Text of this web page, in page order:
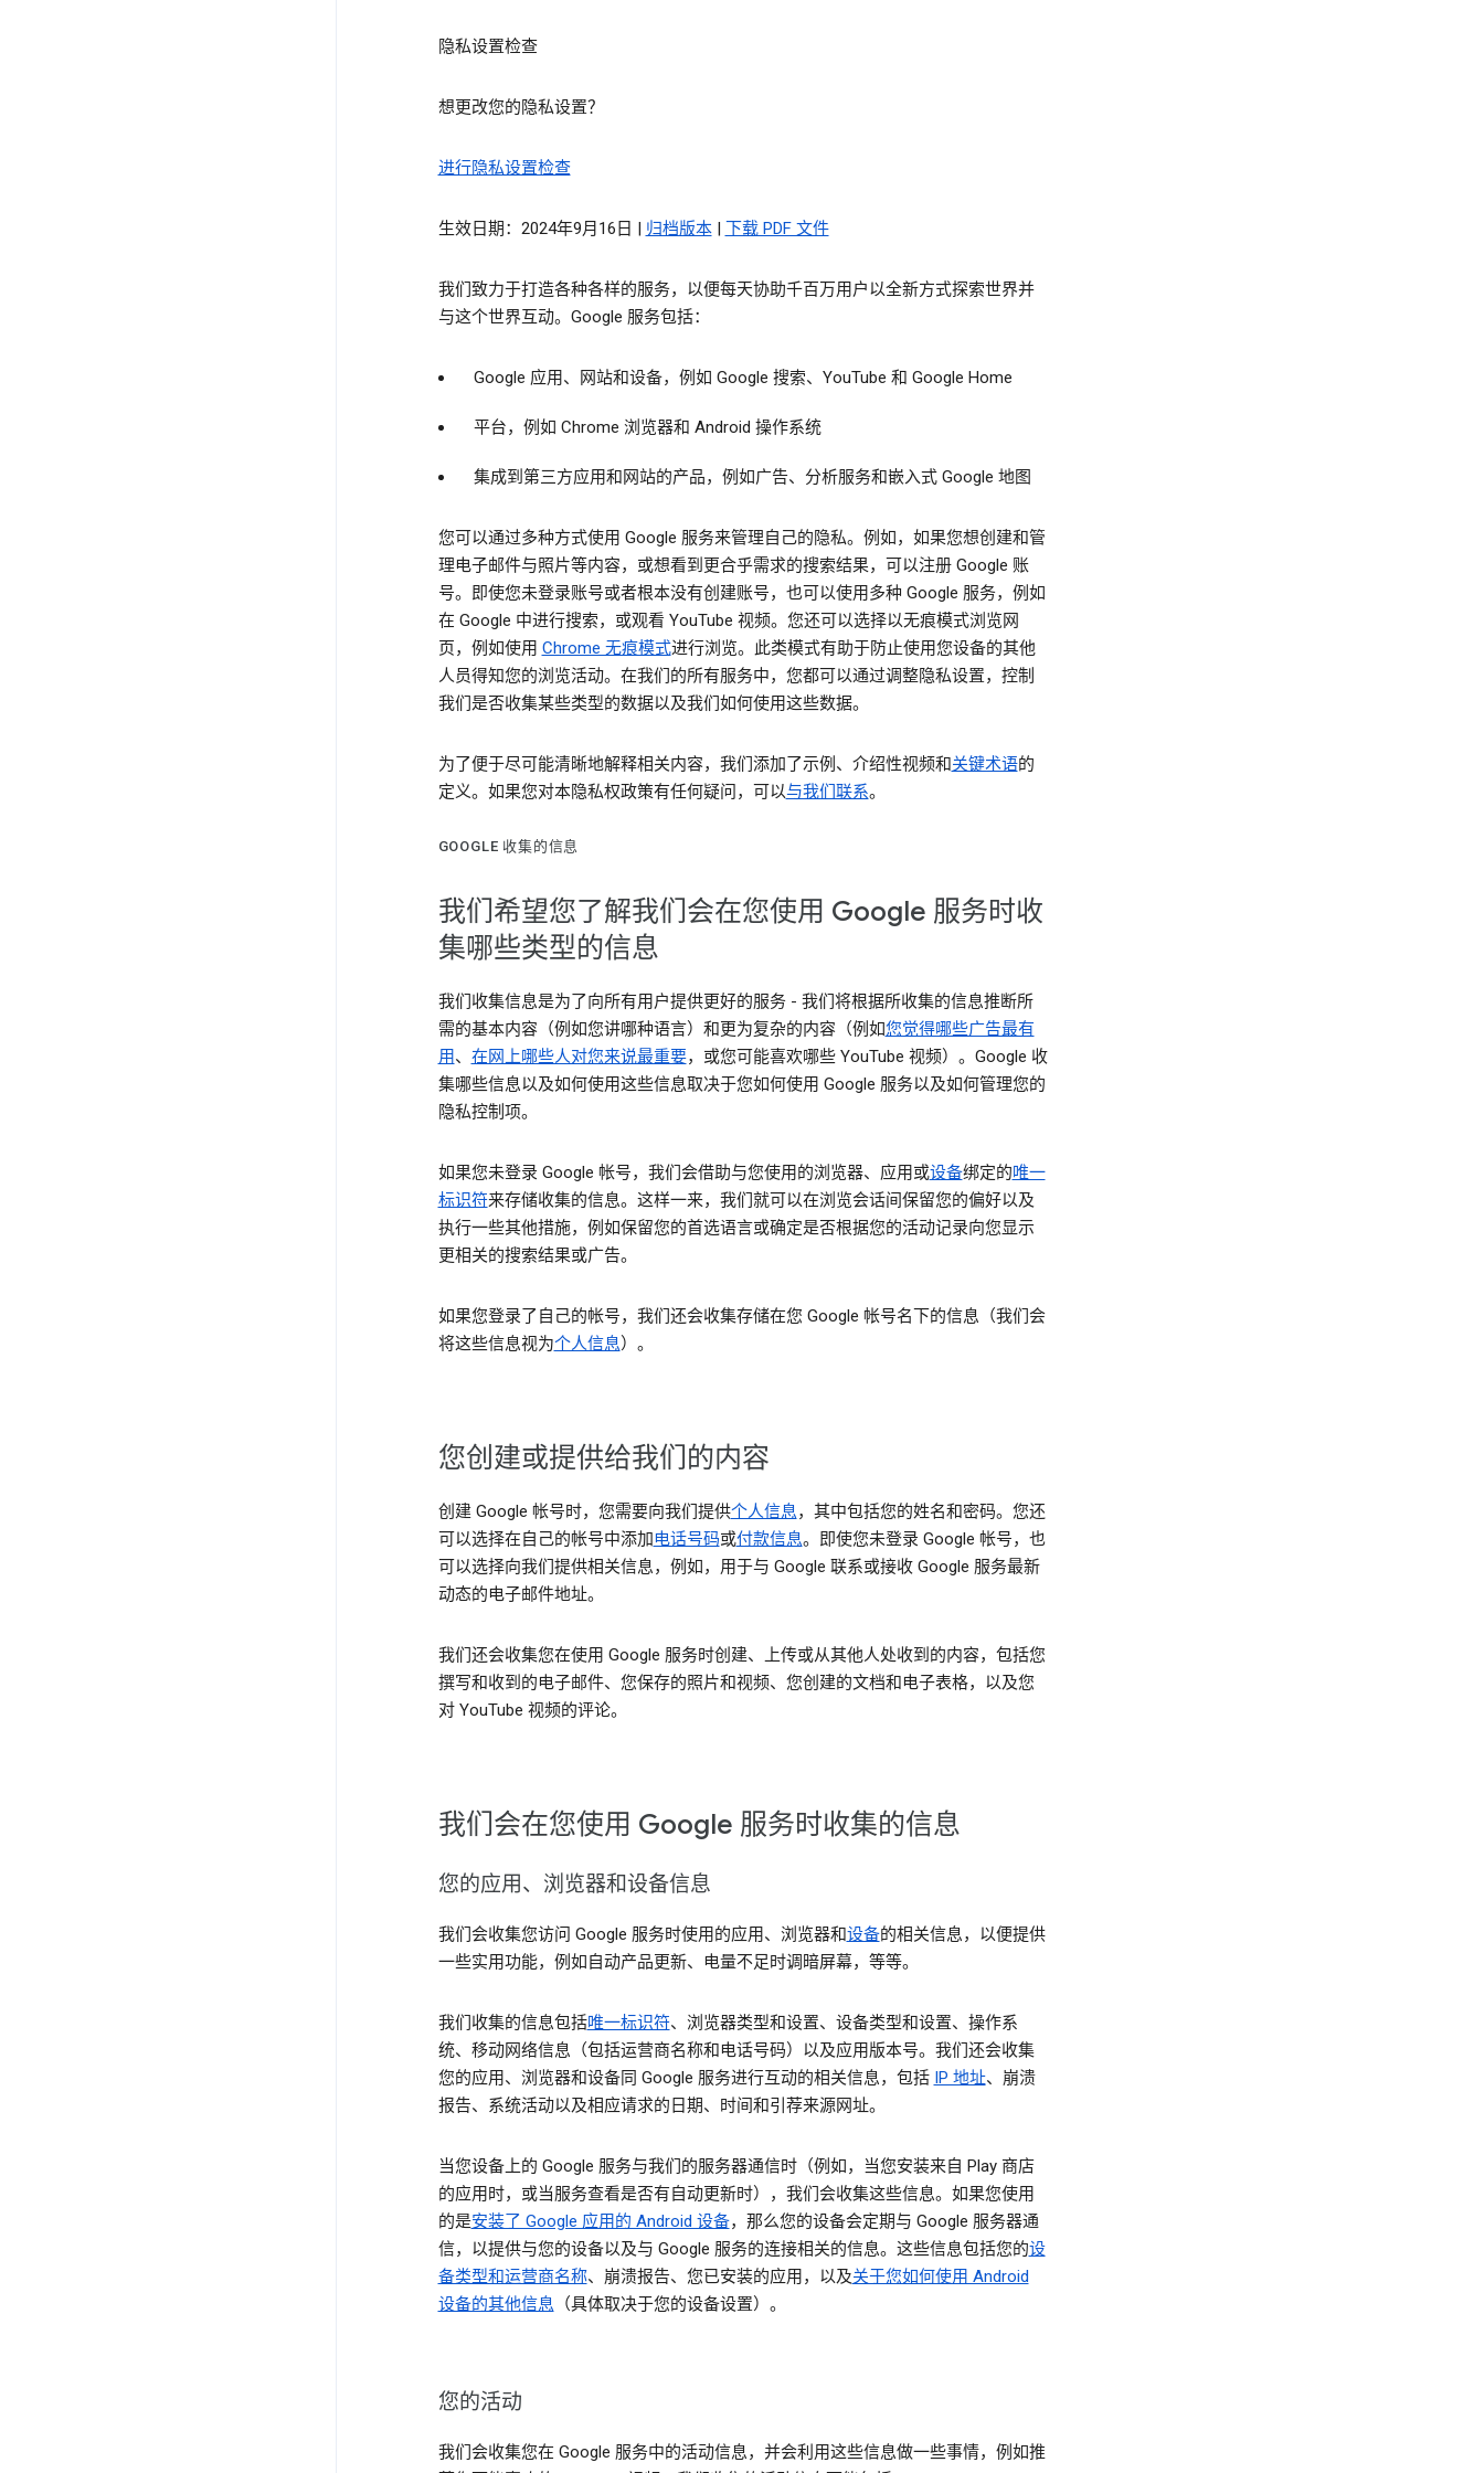
隐私设置检查
想更改您的隐私设置？
进行隐私设置检查
生效日期：2024年9月16日 | 归档版本| 下载 PDF 文件
我们致力于打造各种各样的服务，以便每天协助千百万用户以全新方式探索世界并
与这个世界互动。Google 服务包括：
Google 应用、网站和设备，例如 Google 搜索、YouTube 和 Google Home
平台，例如 Chrome 浏览器和 Android 操作系统
集成到第三方应用和网站的产品，例如广告、分析服务和嵌入式 Google 地图
您可以通过多种方式使用 Google 服务来管理自己的隐私。例如，如果您想创建和管
理电子邮件与照片等内容，或想看到更合乎需求的搜索结果，可以注册 Google 账
号。即使您未登录账号或者根本没有创建账号，也可以使用多种 Google 服务，例如
在 Google 中进行搜索，或观看 YouTube 视频。您还可以选择以无痕模式浏览网
页，例如使用 Chrome 无痕模式进行浏览。此类模式有助于防止使用您设备的其他
人员得知您的浏览活动。在我们的所有服务中，您都可以通过调整隐私设置，控制
我们是否收集某些类型的数据以及我们如何使用这些数据。
为了便于尽可能清晰地解释相关内容，我们添加了示例、介绍性视频和关键术语的
定义。如果您对本隐私权政策有任何疑问，可以与我们联系。
GOOGLE 收集的信息
我们希望您了解我们会在您使用 Google 服务时收
集哪些类型的信息
我们收集信息是为了向所有用户提供更好的服务 - 我们将根据所收集的信息推断所
需的基本内容（例如您讲哪种语言）和更为复杂的内容（例如您觉得哪些广告最有
用、 在网上哪些人对您来说最重要，或您可能喜欢哪些 YouTube 视频）。Google 收
集哪些信息以及如何使用这些信息取决于您如何使用 Google 服务以及如何管理您的
隐私控制项。
如果您未登录 Google 帐号，我们会借助与您使用的浏览器、应用或设备绑定的唯一
标识符来存储收集的信息。这样一来，我们就可以在浏览会话间保留您的偏好以及
执行一些其他措施，例如保留您的首选语言或确定是否根据您的活动记录向您显示
更相关的搜索结果或广告。
如果您登录了自己的帐号，我们还会收集存储在您 Google 帐号名下的信息（我们会
将这些信息视为个人信息）。
您创建或提供给我们的内容
创建 Google 帐号时，您需要向我们提供个人信息，其中包括您的姓名和密码。您还
可以选择在自己的帐号中添加电话号码或付款信息。即使您未登录 Google 帐号，也
可以选择向我们提供相关信息，例如，用于与 Google 联系或接收 Google 服务最新
动态的电子邮件地址。
我们还会收集您在使用 Google 服务时创建、上传或从其他人处收到的内容，包括您
撰写和收到的电子邮件、您保存的照片和视频、您创建的文档和电子表格，以及您
对 YouTube 视频的评论。
我们会在您使用 Google 服务时收集的信息
您的应用、浏览器和设备信息
我们会收集您访问 Google 服务时使用的应用、浏览器和设备的相关信息，以便提供
一些实用功能，例如自动产品更新、电量不足时调暗屏幕，等等。
我们收集的信息包括唯一标识符、浏览器类型和设置、设备类型和设置、操作系
统、移动网络信息（包括运营商名称和电话号码）以及应用版本号。我们还会收集
您的应用、浏览器和设备同 Google 服务进行互动的相关信息，包括 IP 地址、崩溃
报告、系统活动以及相应请求的日期、时间和引荐来源网址。
当您设备上的 Google 服务与我们的服务器通信时（例如，当您安装来自 Play 商店
的应用时，或当服务查看是否有自动更新时），我们会收集这些信息。如果您使用
的是安装了 Google 应用的 Android 设备，那么您的设备会定期与 Google 服务器通
信，以提供与您的设备以及与 Google 服务的连接相关的信息。这些信息包括您的设
备类型和运营商名称、崩溃报告、您已安装的应用，以及关于您如何使用 Android
设备的其他信息 （具体取决于您的设备设置）。
您的活动
我们会收集您在 Google 服务中的活动信息，并会利用这些信息做一些事情，例如推